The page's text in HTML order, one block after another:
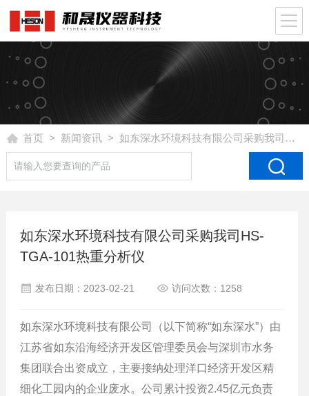
首页 > 新闻资讯> 如东深水环境科技有限公司采购我司HS-TGA-101热重分析仪
如东深水环境科技有限公司采购我司HS-
TGA-101热重分析仪
发布日期：2023-02-21 访问次数：1258
如东深水环境科技有限公司（以下简称“如东深水”）由
江苏省如东沿海经济开发区管理委员会与深圳市水务
集团联合出资成立，主要接纳处理洋口经济开发区精
细化工园内的企业废水。公司累计投资2.45亿元负责